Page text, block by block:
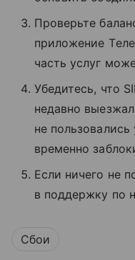
Проверьте
приложение
часть услуг
Убедитесь, что
недавно
не
временно
Если ничего не
в поддержку по
Сбои